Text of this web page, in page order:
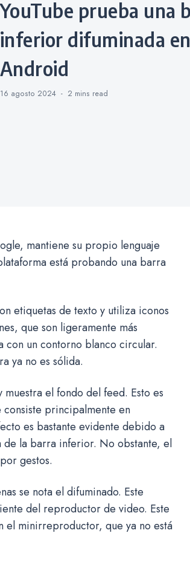
YouTube prueba una barra
inferior difuminada en
Android
16 agosto 2024 2 mins read
mantiene su propio lenguaje
está probando una barra
etiquetas de texto y utiliza iconos
que son ligeramente más
con un contorno blanco circular.
ya no es sólida.
el fondo del feed. Esto es
principalmente en
es bastante evidente debido a
de la barra inferior. No obstante, el
gestos.
se nota el difuminado. Este
del reproductor de video. Este
el minirreproductor, que ya no está